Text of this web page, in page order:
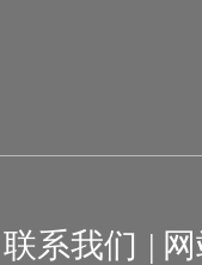
联系我们 |